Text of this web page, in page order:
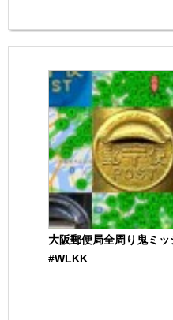
大阪郵便局全周り鬼ミ
#WLKK